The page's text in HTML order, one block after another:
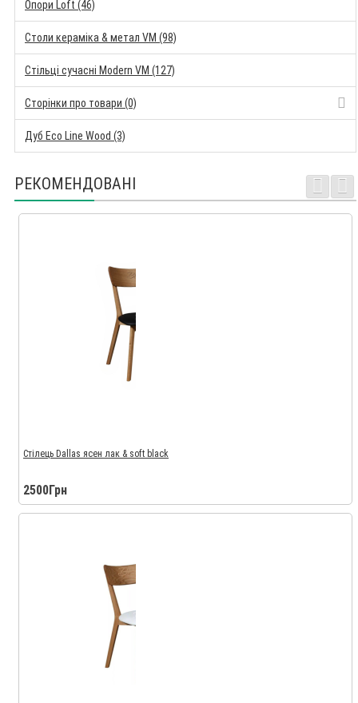
Опори Loft (46)
Столи кераміка & метал VM (98)
Стільці сучасні Modern VM (127)
Сторінки про товари (0)
Дуб Eco Line Wood (3)
РЕКОМЕНДОВАНІ
Стілець Dallas ясен лак & soft black
2500Грн